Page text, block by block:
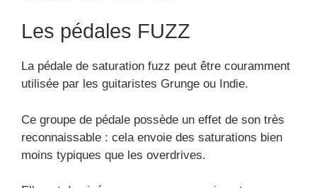
Les pédales FUZZ
La pédale de saturation fuzz peut être couramment
utilisée par les guitaristes Grunge ou Indie.
Ce groupe de pédale possède un effet de son très
reconnaissable : cela envoie des saturations bien
moins typiques que les overdrives.